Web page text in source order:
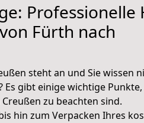
Professionelle
Fürth nach
steht an und Sie wissen
Es gibt einige wichtige
zu beachten sind.
hin zum Verpacken Ihres